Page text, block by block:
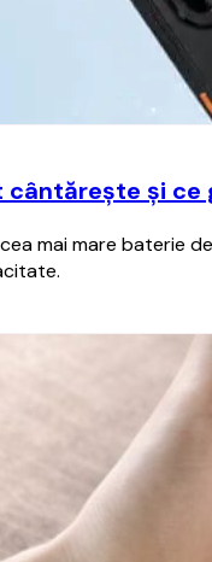
cântărește și
mai mare baterie